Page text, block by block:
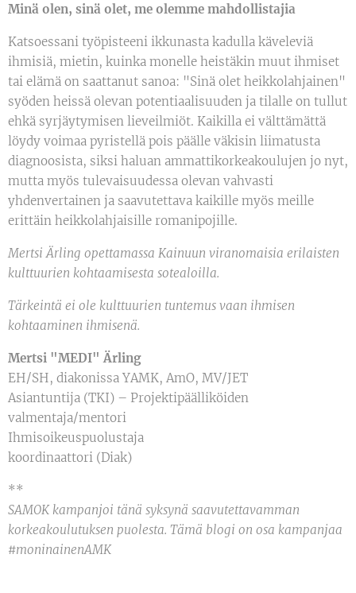
Minä olen, sinä olet, me olemme mahdollistajia
Katsoessani työpisteeni ikkunasta kadulla käveleviä
ihmisiä, mietin, kuinka monelle heistäkin muut ihmiset
tai elämä on saattanut sanoa: "Sinä olet heikkolahjainen"
syöden heissä olevan potentiaalisuuden ja tilalle on tullut
ehkä syrjäytymisen lieveilmiöt. Kaikilla ei välttämättä
löydy voimaa pyristellä pois päälle väkisin liimatusta
diagnoosista, siksi haluan ammattikorkeakoulujen jo nyt,
mutta myös tulevaisuudessa olevan vahvasti
yhdenvertainen ja saavutettava kaikille myös meille
erittäin heikkolahjaisille romanipojille.
Mertsi Ärling opettamassa Kainuun viranomaisia erilaisten
kulttuurien kohtaamisesta sotealoilla.
Tärkeintä ei ole kulttuurien tuntemus vaan ihmisen
kohtaaminen ihmisenä.
Mertsi "MEDI" Ärling
EH/SH, diakonissa YAMK, AmO, MV/JET
Asiantuntija (TKI) – Projektipäälliköiden
valmentaja/mentori
Ihmisoikeuspuolustaja
koordinaattori (Diak)
**
SAMOK kampanjoi tänä syksynä saavutettavamman
korkeakoulutuksen puolesta. Tämä blogi on osa kampanjaa
#moninainenAMK